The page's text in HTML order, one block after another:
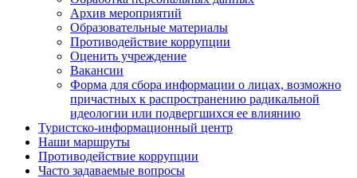
Архив мероприятий
Образовательные материалы
Противодействие коррупции
Оценить учреждение
Вакансии
Форма для сбора информации о лицах, возможно
причастных к распространению радикальной
идеологии или подвергшихся ее влиянию
Туристско-информационный центр
Наши маршруты
Противодействие коррупции
Часто задаваемые вопросы